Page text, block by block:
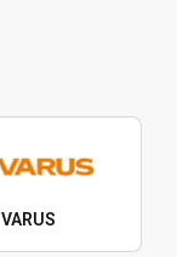
VARUS